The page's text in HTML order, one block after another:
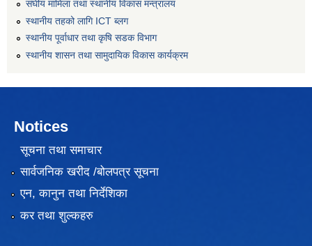
संघीय मामिला तथा स्थानीय विकास मन्त्रालय
स्थानीय तहको लागि ICT ब्लग
स्थानीय पूर्वाधार तथा कृषि सडक विभाग
स्थानीय शासन तथा सामुदायिक विकास कार्यक्रम
Notices
सूचना तथा समाचार
सार्वजनिक खरीद /बोलपत्र सूचना
एन, कानुन तथा निर्देशिका
कर तथा शुल्कहरु